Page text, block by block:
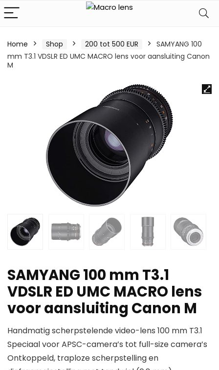
Home Shop 200 tot 500 EUR
SAMYANG 100
mm T3.1 VDSLR ED UMC MACRO lens voor aansluiting Canon
M
SAMYANG 100 mm T3.1
VDSLR ED UMC MACRO lens
voor aansluiting Canon M
Handmatig scherpstelende video-lens 100 mm T3.1
Speciaal voor APSC-camera’s tot full-size camera’s
Ontkoppeld, traploze scherpstelling en